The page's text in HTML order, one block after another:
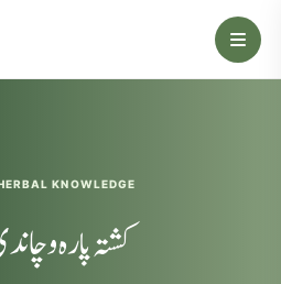
KNOWLEDGE
کشتہ پارہ و